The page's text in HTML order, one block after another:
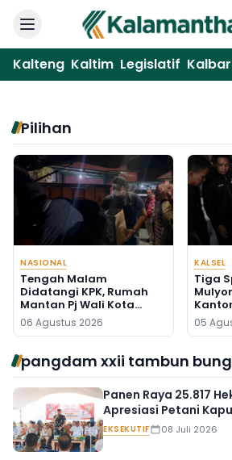
Kalteng Kaltim Legislatif Kalbar
Pilihan
NASIONAL
Tengah Malam
Didatangi KPK, Rumah
Mantan Pj Wali Kota
Digeledah, Empat Koper
Dibawa
06 Agustus 2026
KALSEL
Tiga
05
pangdam xxii tambun
Panen Raya 25.817
Apresiasi Petani
EKSEKUTIF 08 Juli 2026